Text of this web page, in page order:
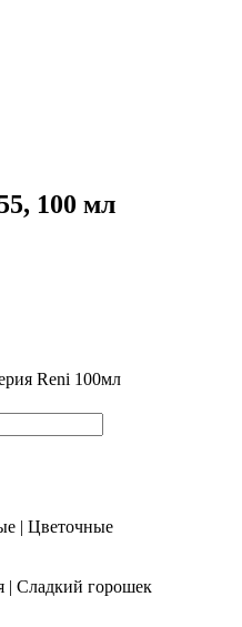
100 мл
Reni 100мл
| Цветочные
| Сладкий горошек